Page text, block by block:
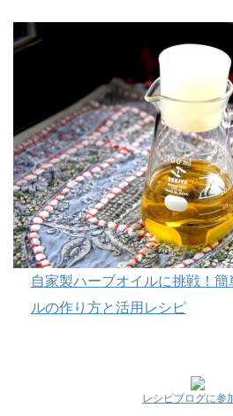
自家製ハーブオイルに挑戦！簡
ルの作り方と活用レシピ
レシピブログに参